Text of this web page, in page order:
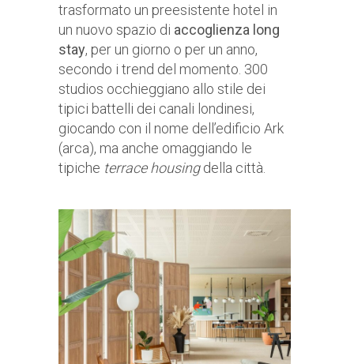
trasformato un preesistente hotel in
un nuovo spazio di accoglienza long
stay, per un giorno o per un anno,
secondo i trend del momento. 300
studios occhieggiano allo stile dei
tipici battelli dei canali londinesi,
giocando con il nome dell’edificio Ark
(arca), ma anche omaggiando le
tipiche terrace housingdella città.